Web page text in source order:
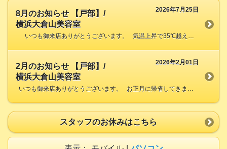
2026年7月25日
8月のお知らせ 【戸部】/
横浜大倉山美容室
いつも御来店ありがとうございます。 気温上昇で35℃越えの日が多いですが、頭髪の温度が50℃に成る事がある様です。 気が付かず高温によるダメージが起こりますので今な […]
2026年2月01日
2月のお知らせ 【戸部】/
横浜大倉山美容室
スタッフのお休みはこちら